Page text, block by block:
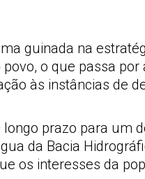
guinada na
o que passa
às instâncias de
prazo para um
da Bacia
os interesses da